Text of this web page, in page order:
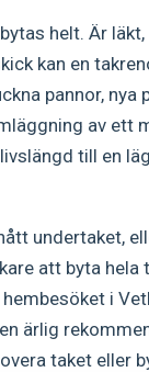
helt. Är
kan en
pannor, nya
av ett
till en
undertaket,
att byta hela
i
ärlig
taket eller